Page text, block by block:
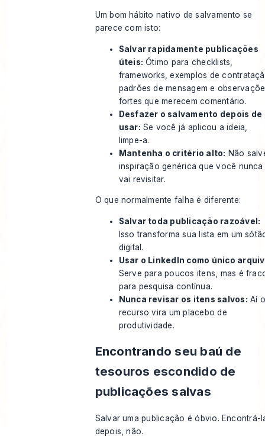
Um bom hábito nativo de salvamento se
parece com isto:
Salvar rapidamente publicações
úteis: Ótimo para checklists,
frameworks, exemplos de
padrões de mensagem e
fortes que merecem comentário.
Desfazer o salvamento depois de
usar: Se você já aplicou a ideia,
limpe-a.
Mantenha o critério alto: Não
inspiração genérica que você nunca
vai revisitar.
O que normalmente falha é diferente:
Salvar toda publicação razoável:
Isso transforma sua lista em um
digital.
Usar o LinkedIn como único
Serve para poucos itens, mas é
para pesquisa contínua.
Nunca revisar os itens salvos: Aí o
recurso vira um placebo de
produtividade.
Encontrando seu baú de
tesouros escondido de
publicações salvas
Salvar uma publicação é óbvio. Encontrá-
depois, não.